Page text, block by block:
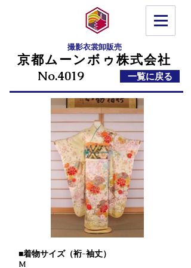
Copyright
京都ムーンボゥ株式会社
撮影衣裳卸販売
No.4019 一覧に戻る
■着物サイズ（裄-袖丈）
M